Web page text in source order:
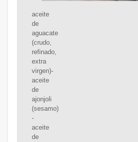
aceite
de
aguacate
(crudo,
refinado,
extra
virgen)-
aceite
de
ajonjoli
(sesamo)
-
aceite
de